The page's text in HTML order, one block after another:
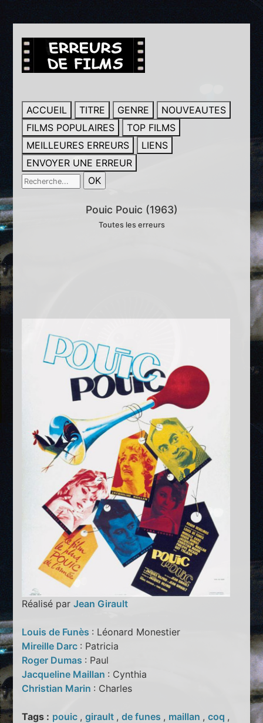
ACCUEIL TITRE GENRE
NOUVEAUTES
FILMS POPULAIRES
TOP FILMS
MEILLEURES ERREURS
LIENS
ENVOYER UNE ERREUR
Pouic Pouic (1963)
Toutes les erreurs
Réalisé parJean Girault
Louis de Funès : Léonard Monestier
Mireille Darc : Patricia
Roger Dumas : Paul
Jacqueline Maillan : Cynthia
Christian Marin : Charles
Tags : pouic ,girault ,de funes , maillan ,coq ,